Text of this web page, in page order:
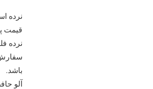
نرده
قیمت
نرده
باشد.
آلو